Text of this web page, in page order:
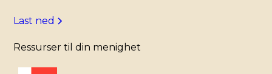
Last ned
Ressurser til din menighet